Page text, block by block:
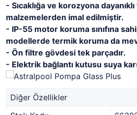
- Sıcaklığa ve korozyona
malzemelerden imal edilmiştir.
- IP-55 motor koruma sınıfına
modellerde termik koruma da
- Ön filtre gövdesi tek parçadır.
- Elektrik bağlantı kutusu suya
Diğer Özellikler